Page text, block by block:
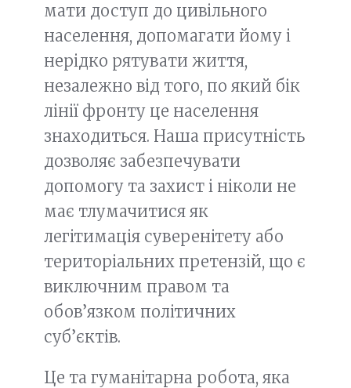
мати доступ до цивільного
населення, допомагати йому і
нерідко рятувати життя,
незалежно від того, по який бік
лінії фронту це населення
знаходиться. Наша присутність
дозволяє забезпечувати
допомогу та захист і ніколи не
має тлумачитися як
легітимація суверенітету або
територіальних претензій, що є
виключним правом та
обов’язком політичних
суб’єктів.
Це та гуманітарна робота, яка